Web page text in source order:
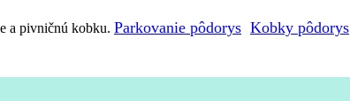
a pivničnú kobku. Parkovanie pôdorys Kobky pôdorys